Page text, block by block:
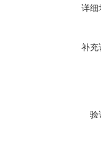
详细
补充
验